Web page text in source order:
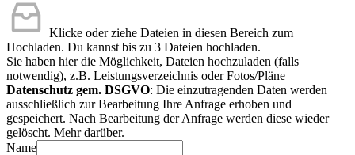
Klicke oder ziehe Dateien in diesen Bereich zum
Hochladen. Du kannst bis zu 3 Dateien hochladen.
Sie haben hier die Möglichkeit, Dateien hochzuladen (falls
notwendig), z.B. Leistungsverzeichnis oder Fotos/Pläne
Datenschutz gem. DSGVO: Die einzutragenden Daten werden
ausschließlich zur Bearbeitung Ihre Anfrage erhoben und
gespeichert. Nach Bearbeitung der Anfrage werden diese wieder
gelöscht. Mehr darüber.
Name